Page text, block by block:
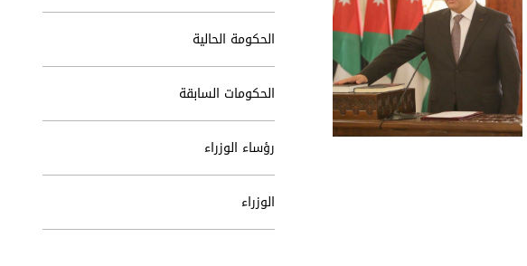
الحكومة الحالية
الحكومات السابقة
رؤساء الوزراء
الوزراء